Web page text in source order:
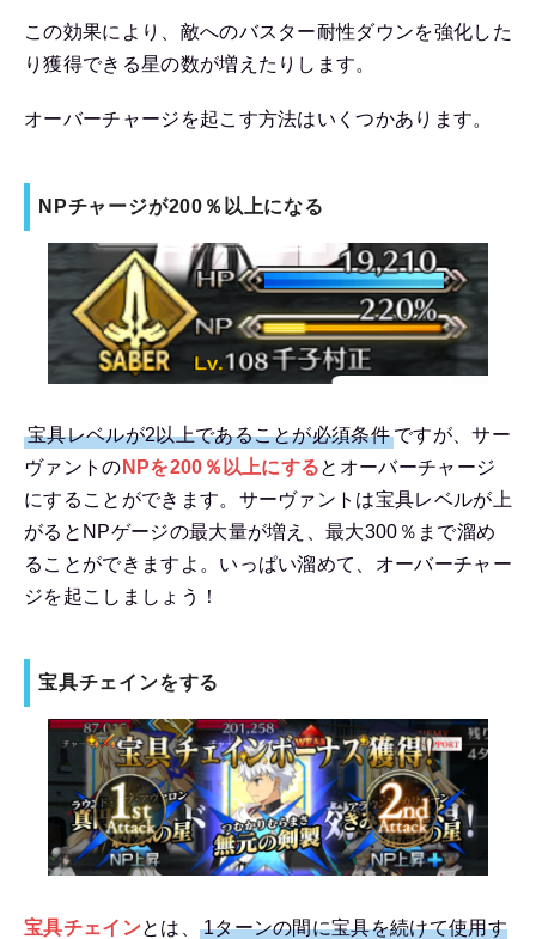
この効果により、敵へのバスター耐性ダウンを強化した
り獲得できる星の数が増えたりします。
オーバーチャージを起こす方法はいくつかあります。
NPチャージが200％以上になる
宝具レベルが2以上であることが必須条件 ですが、サー
ヴァントの NPを200％以上にするとオーバーチャージ
にすることができます。サーヴァントは宝具レベルが上
がるとNPゲージの最大量が増え、最大300％まで溜め
ることができますよ。いっぱい溜めて、オーバーチャー
ジを起こしましょう！
宝具チェインをする
宝具チェインとは、
1ターンの間に宝具を続けて使用す